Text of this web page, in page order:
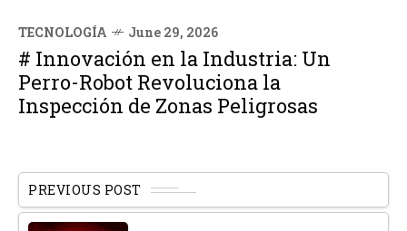
TECNOLOGÍA June 29, 2026
# Innovación en la Industria: Un
Perro-Robot Revoluciona la
Inspección de Zonas Peligrosas
PREVIOUS POST